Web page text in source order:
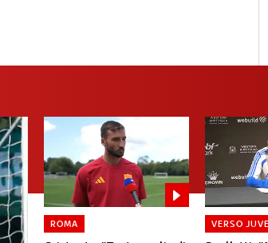
ROMA VERSO